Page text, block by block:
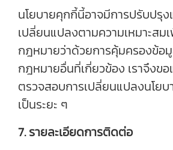
นโยบายคุกกี้นี้อาจมีการปรับปรุง
เปลี่ยนแปลงตามความเหมาะสม
กฎหมายว่าด้วยการคุ้มครองข้อ
กฎหมายอื่นที่เกี่ยวข้อง เราจึงขอ
ตรวจสอบการเปลี่ยนแปลงนโย
เป็นระยะ ๆ
7. รายละเอียดการติดต่อ